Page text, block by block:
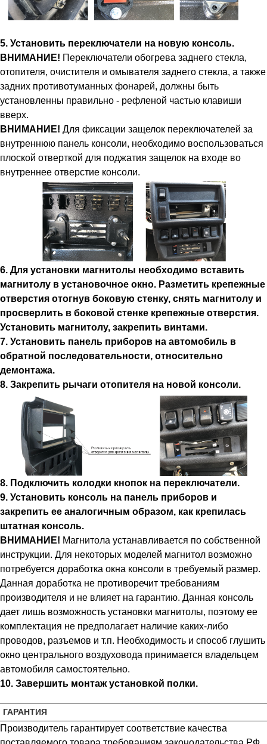
5. Установить переключатели на новую консоль.
ВНИМАНИЕ! Переключатели обогрева заднего стекла,
отопителя, очистителя и омывателя заднего стекла, а также
задних противотуманных фонарей, должны быть
установленны правильно - рефленой частью клавиши
вверх.
ВНИМАНИЕ! Для фиксации защелок переключателей за
внутреннюю панель консоли, необходимо воспользоваться
плоской отверткой для поджатия защелок на входе во
внутреннее отверстие консоли.
6. Для установки магнитолы необходимо вставить
магнитолу в установочное окно. Разметить крепежные
отверстия отогнув боковую стенку, снять магнитолу и
просверлить в боковой стенке крепежные отверстия.
Установить магнитолу, закрепить винтами.
7. Установить панель приборов на автомобиль в
обратной последовательности, относительно
демонтажа.
8. Закрепить рычаги отопителя на новой консоли.
8. Подключить колодки кнопок на переключатели.
9. Установить консоль на панель приборов и
закрепить ее аналогичным образом, как крепилась
штатная консоль.
ВНИМАНИЕ! Магнитола устанавливается по собственной
инструкции. Для некоторых моделей магнитол возможно
потребуется доработка окна консоли в требуемый размер.
Данная доработка не противоречит требованиям
производителя и не влияет на гарантию. Данная консоль
дает лишь возможность установки магнитолы, поэтому ее
комплектация не предполагает наличие каких-либо
проводов, разъемов и т.п. Необходимость и способ глушить
окно центрального воздуховода принимается владельцем
автомобиля самостоятельно.
10. Завершить монтаж установкой полки.
ГАРАНТИЯ
Производитель гарантирует соответствие качества